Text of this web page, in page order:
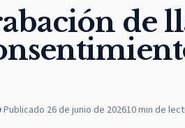
de
·Publicado 26 de junio de 202610min de